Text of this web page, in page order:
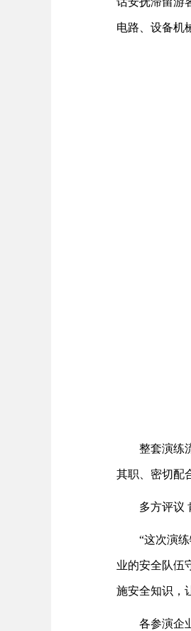
电路、设备机
整套演练
其职、密切配
多方评议
“这次演
业的安全队伍
施安全知识，
各参演企